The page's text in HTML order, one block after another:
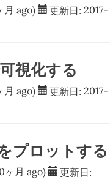
月 ago) 更新日: 2017-
視化する
月 ago) 更新日: 2017-
プロットする
ヶ月 ago) 更新日: